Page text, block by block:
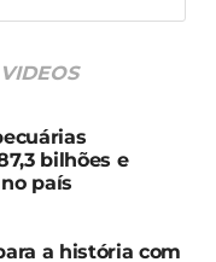
VIDEOS
bilhões e
país
a história com